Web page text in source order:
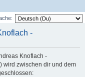
-
Knoflach -
wird zwischen dir und dem